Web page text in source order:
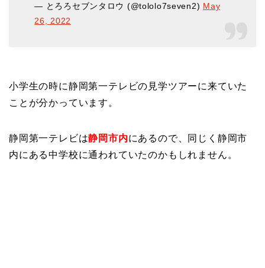
— とろろセブンタロウ (@tololo7seven2) May
26, 2022
小学生の時に静岡第一テレビの見学ツアーに来ていた
ことが分かっています。
静岡第一テレビは静岡市内にあるので、同じく静岡市
内にある中学校に通われていたのかもしれません。